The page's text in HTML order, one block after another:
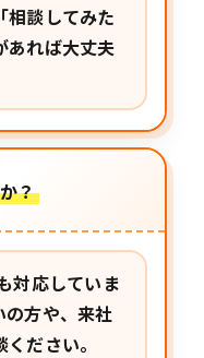
相談してみた
あれば大丈夫
？
対応していま
方や、来社
ださい。